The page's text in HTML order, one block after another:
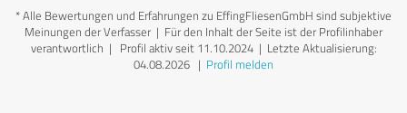
*Alle Bewertungen und Erfahrungen zu EffingFliesenGmbH sind subjektive
Meinungen der Verfasser | Für den Inhalt der Seite ist der Profilinhaber
verantwortlich | Profil aktiv seit 11.10.2024 | Letzte Aktualisierung:
04.08.2026 | Profil melden